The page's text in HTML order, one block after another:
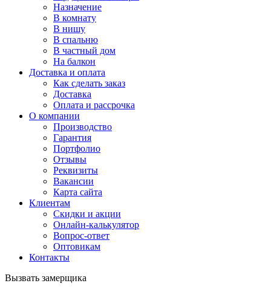
Назначение
В комнату
В нишу
В спальню
В частный дом
На балкон
Доставка и оплата
Как сделать заказ
Доставка
Оплата и рассрочка
О компании
Производство
Гарантия
Портфолио
Отзывы
Реквизиты
Вакансии
Карта сайта
Клиентам
Скидки и акции
Онлайн-калькулятор
Вопрос-ответ
Оптовикам
Контакты
Вызвать замерщика